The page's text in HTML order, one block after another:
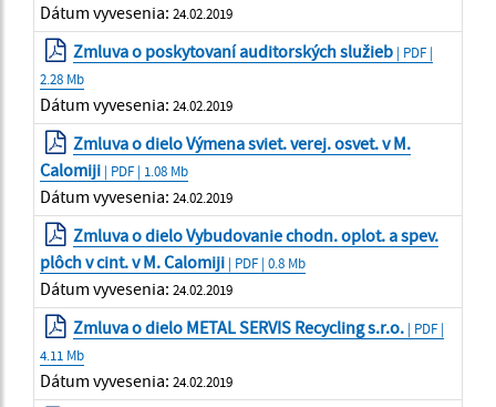
Dátum vyvesenia: 24.02.2019
Zmluva o poskytovaní auditorských služieb | PDF |
2.28 Mb
Dátum vyvesenia: 24.02.2019
Zmluva o dielo Výmena sviet. verej. osvet. v M.
Calomiji | PDF | 1.08 Mb
Dátum vyvesenia: 24.02.2019
Zmluva o dielo Vybudovanie chodn. oplot. a spev.
plôch v cint. v M. Calomiji | PDF | 0.8 Mb
Dátum vyvesenia: 24.02.2019
Zmluva o dielo METAL SERVIS Recycling s.r.o. | PDF |
4.11 Mb
Dátum vyvesenia: 24.02.2019